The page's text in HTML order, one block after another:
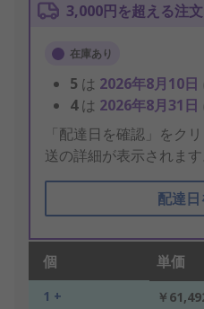
3,000円を超える注
在庫あり
5 は 2026年8月10日
4は 2026年8月31日
「配達日を確認」をク
送の詳細が表示されます
配達
個 単価
1 + ￥